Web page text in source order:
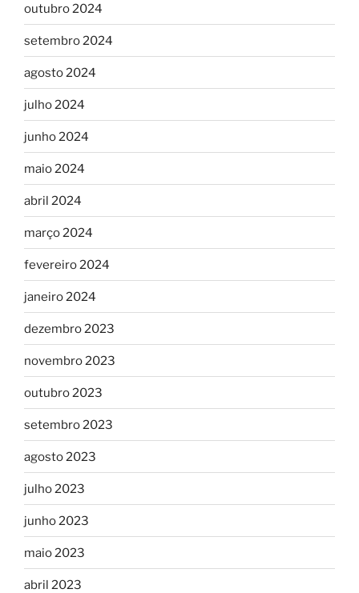
outubro 2024
setembro 2024
agosto 2024
julho 2024
junho 2024
maio 2024
abril 2024
março 2024
fevereiro 2024
janeiro 2024
dezembro 2023
novembro 2023
outubro 2023
setembro 2023
agosto 2023
julho 2023
junho 2023
maio 2023
abril 2023